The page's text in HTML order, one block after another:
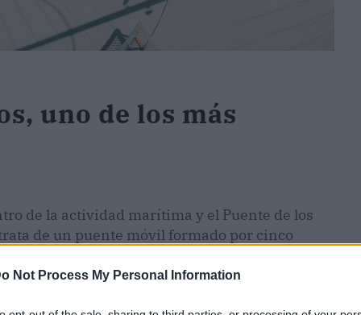
Not Process My Personal Information
uno de los más
de la actividad marítima y el Puente de los
de un puente móvil formado por cinco
mundo dentro de su categoría, está creado